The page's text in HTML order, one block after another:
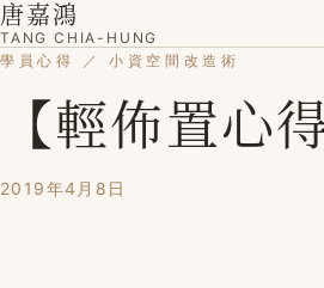
唐嘉鴻
TANG CHIA-HUNG
學員心得 ／ 小資空間改造術
【輕佈置心
2019年4月8日